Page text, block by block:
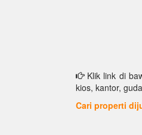
Klik link di
kios, kantor,
Cari properti